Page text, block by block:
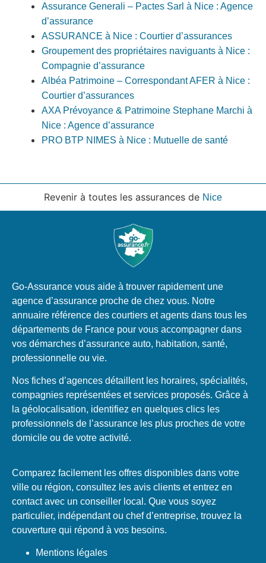
Assurance Generali – Pactes Sarl à Nice : Agence
d’assurance
ASSURANCE à Nice : Courtier d’assurances
Groupement des propriétaires naviguants à Nice :
Compagnie d’assurance
Albéa Patrimoine – Correspondant AFER à Nice :
Courtier d’assurances
AXA Prévoyance & Patrimoine Stephane Marchi à
Nice : Agence d’assurance
PRO BTP NIMES à Nice : Mutuelle de santé
Revenir à toutes les assurances de Nice
Go-Assurance vous aide à trouver rapidement une
agence d’assurance proche de chez vous. Notre
annuaire référence des courtiers et agents dans tous les
départements de France pour vous accompagner dans
vos démarches d’assurance auto, habitation, santé,
professionnelle ou vie.
Nos fiches d’agences détaillent les horaires, spécialités,
compagnies représentées et services proposés. Grâce à
la géolocalisation, identifiez en quelques clics les
professionnels de l’assurance les plus proches de votre
domicile ou de votre activité.
Comparez facilement les offres disponibles dans votre
ville ou région, consultez les avis clients et entrez en
contact avec un conseiller local. Que vous soyez
particulier, indépendant ou chef d’entreprise, trouvez la
couverture qui répond à vos besoins.
Mentions légales